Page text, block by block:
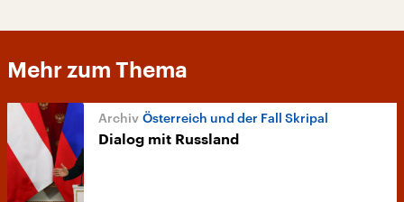
Mehr zum Thema
Österreich und der Fall Skripal
Dialog mit Russland